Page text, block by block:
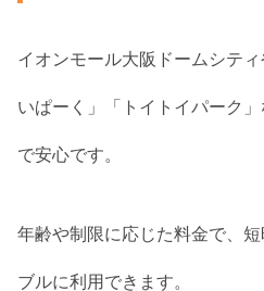
イオンモール大阪ドームシテ
いぱーく」「トイトイパーク
で安心です。
年齢や制限に応じた料金で、
ブルに利用できます。